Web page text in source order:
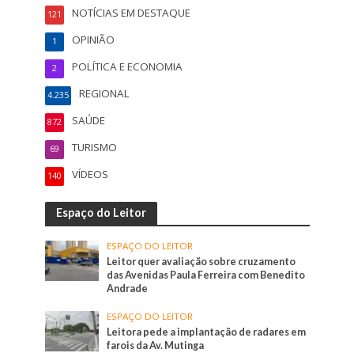
NOTÍCIAS EM DESTAQUE
121
OPINIÃO
1
POLÍTICA E ECONOMIA
2
REGIONAL
4.235
SAÚDE
872
TURISMO
69
VÍDEOS
140
Espaço do Leitor
ESPAÇO DO LEITOR
Leitor quer avaliação sobre cruzamento
das Avenidas Paula Ferreira com Benedito
Andrade
ESPAÇO DO LEITOR
Leitora pede a implantação de radares em
farois da Av. Mutinga